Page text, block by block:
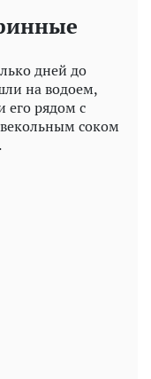
дней до
на водоем,
его рядом с
соком